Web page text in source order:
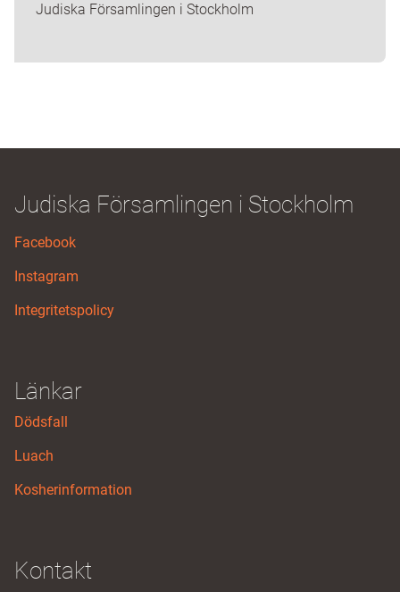
Judiska Församlingen i Stockholm
Judiska Församlingen i Stockholm
Facebook
Instagram
Integritetspolicy
Länkar
Dödsfall
Luach
Kosherinformation
Kontakt